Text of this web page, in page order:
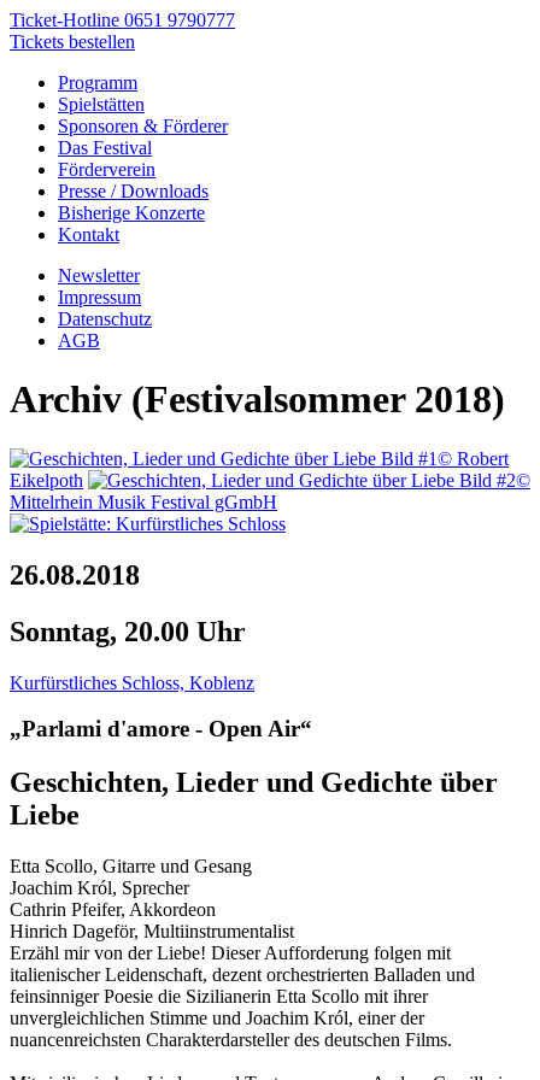
Ticket-Hotline 0651 9790777
Tickets bestellen
Programm
Spielstätten
Sponsoren & Förderer
Das Festival
Förderverein
Presse / Downloads
Bisherige Konzerte
Kontakt
Newsletter
Impressum
Datenschutz
AGB
Archiv (Festivalsommer 2018)
© Robert
Eikelpoth
©
Mittelrhein Musik Festival gGmbH
26.08.2018
Sonntag, 20.00 Uhr
Kurfürstliches Schloss, Koblenz
„Parlami d'amore - Open Air“
Geschichten, Lieder und Gedichte über
Liebe
Etta Scollo, Gitarre und Gesang
Joachim Król, Sprecher
Cathrin Pfeifer, Akkordeon
Hinrich Dageför, Multiinstrumentalist
Erzähl mir von der Liebe! Dieser Aufforderung folgen mit
italienischer Leidenschaft, dezent orchestrierten Balladen und
feinsinniger Poesie die Sizilianerin Etta Scollo mit ihrer
unvergleichlichen Stimme und Joachim Król, einer der
nuancenreichsten Charakterdarsteller des deutschen Films.